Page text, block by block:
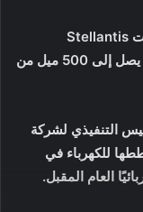
ستستخدم دودج EV الجديدة واحدة من منصات Stellantis
المخصصة للسيارات الكهربائية والتي توفر ما يصل إلى 500 ميل من
التنفيذي لشركة
للكهرباء في
العام المقبل.